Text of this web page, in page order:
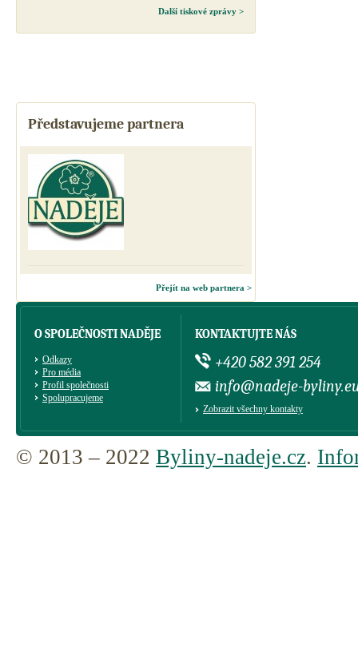
Další tiskové zprávy >
Představujeme partnera
Přejít na web partnera >
O SPOLEČNOSTI NADĚJE
Odkazy
Pro média
Profil společnosti
Spolupracujeme
KONTAKTUJTE NÁS
+420 582 391 254
info@nadeje-
Zobrazit všechny kontakty
© 2013 – 2022 Byliny-nadeje.cz.